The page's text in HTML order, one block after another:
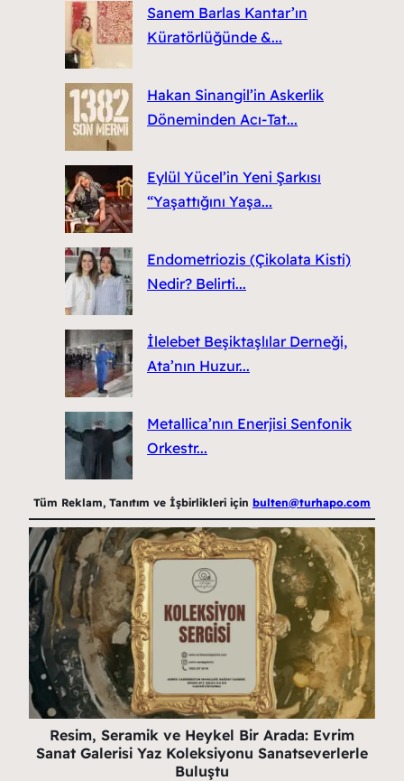
Sanem Barlas Kantar’ın
Küratörlüğünde &...
Hakan Sinangil’in Askerlik
Döneminden Acı-Tat...
Eylül Yücel’in Yeni Şarkısı
“Yaşattığını Yaşa...
Endometriozis (Çikolata Kisti)
Nedir? Belirti...
İlelebet Beşiktaşlılar Derneği,
Ata’nın Huzur...
Metallica’nın Enerjisi Senfonik
Orkestr...
Tüm Reklam, Tanıtım ve İşbirlikleri için bulten@turhapo.com
Resim, Seramik ve Heykel Bir Arada: Evrim
Sanat Galerisi Yaz Koleksiyonu Sanatseverlerle
Buluştu